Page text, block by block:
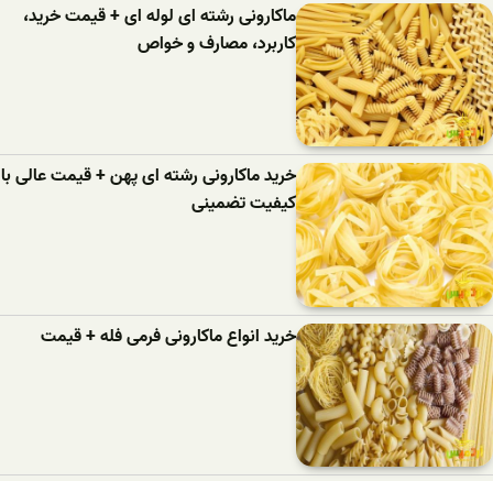
ماکارونی رشته ای لوله ای + قیمت خرید،
کاربرد، مصارف و خواص
خرید ماکارونی رشته ای پهن + قیمت عالی با
کیفیت تضمینی
خرید انواع ماکارونی فرمی فله + قیمت